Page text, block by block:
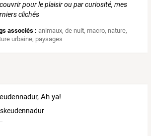
pour le plaisir ou par curiosité, mes
clichés
associés : animaux,de nuit, macro, nature,
urbaine, paysages
Ah ya!
skeudennadur